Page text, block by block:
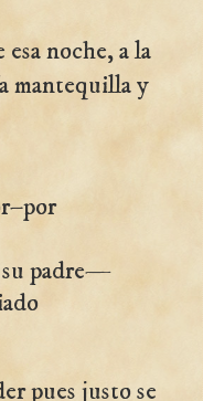
noche, a la
mantequilla y
padre—
pues justo se